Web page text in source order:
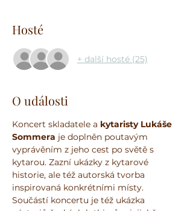
Hosté
+ další hosté (25)
O události
Koncert skladatele a kytaristy Lukáše
Sommera je doplněn poutavým
vyprávěním z jeho cest po světě s
kytarou. Zazní ukázky z kytarové
historie, ale též autorská tvorba
inspirovaná konkrétními místy.
Součástí koncertu je též ukázka